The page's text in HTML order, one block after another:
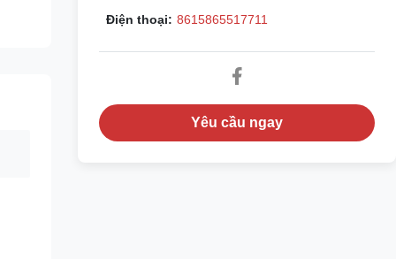
Điện thoại: 8615865517711
Yêu cầu ngay